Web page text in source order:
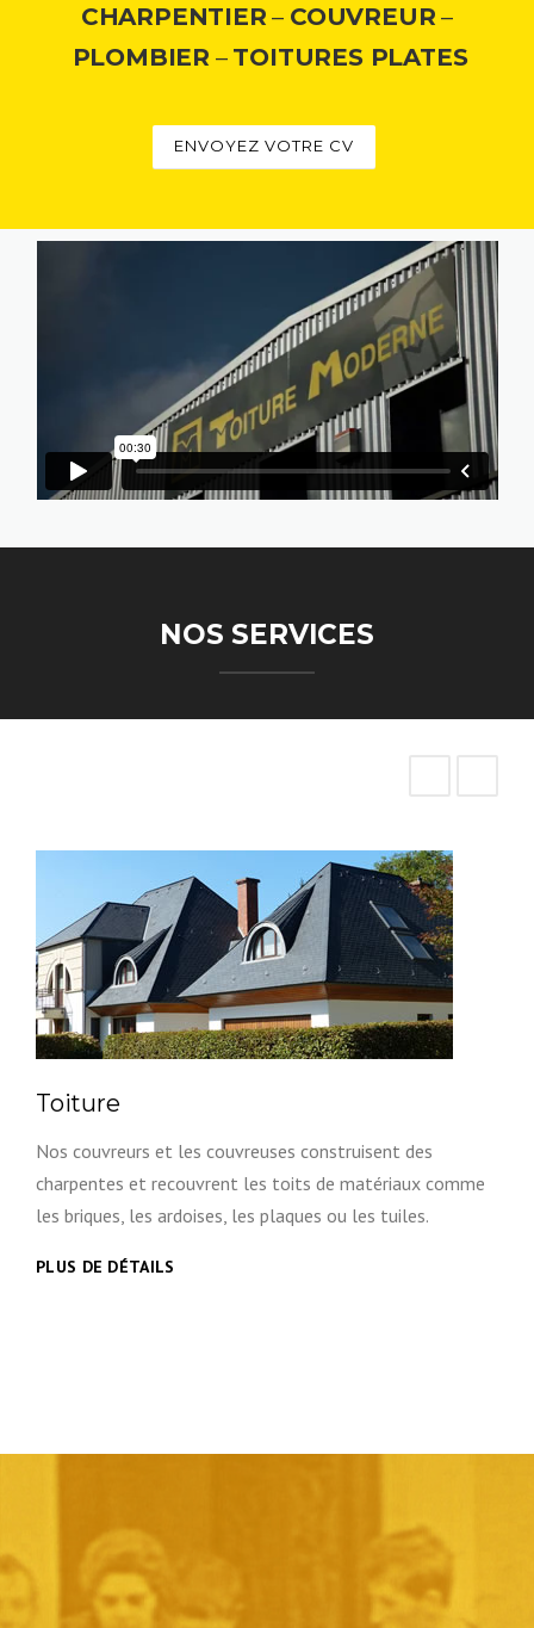
CHARPENTIER – COUVREUR –
PLOMBIER – TOITURES PLATES
ENVOYEZ VOTRE CV
NOS SERVICES
Toiture
Nos couvreurs et les couvreuses construisent des
charpentes et recouvrent les toits de matériaux comme
les briques, les ardoises, les plaques ou les tuiles.
PLUS DE DÉTAILS